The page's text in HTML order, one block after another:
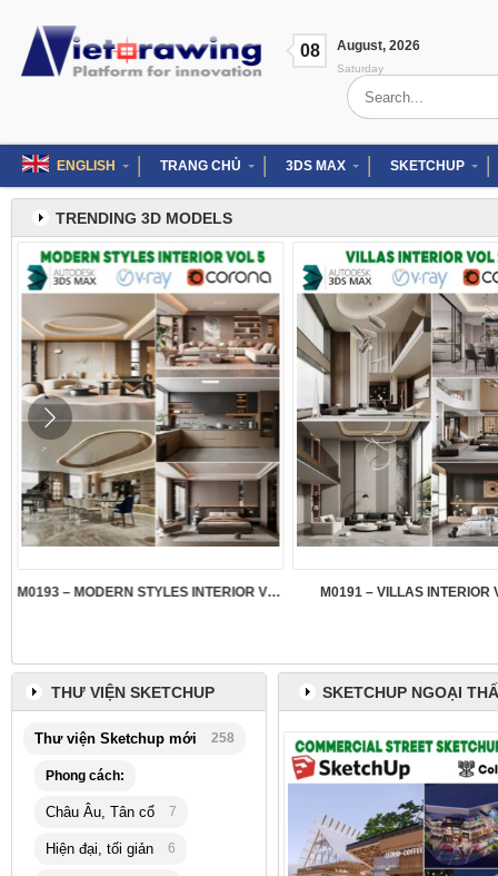
content
08 August, 2026
Saturday
Search
for:
ENGLISH TRANG CHỦ 3DS MAX SKETCHUP
TRENDING 3D MODELS
M0193 – MODERN STYLES INTERIOR VOL.5 M0191 – VILLAS INTERIOR
SKETCHUP NGOẠI
THƯ VIỆN SKETCHUP
Thư viện Sketchup mới 258
Phong cách:
Châu Âu, Tân cổ 7
Hiện đại, tối giản 6